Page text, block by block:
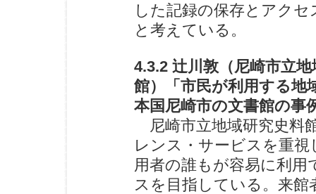
した記録の保存とアク
と考えている。
4.3.2 辻川敦（尼崎市立
館）「市民が利用する地
本国尼崎市の文書館の事
尼崎市立地域研究史料
レンス・サービスを重視
用者の誰もが容易に利用
スを目指している。来館